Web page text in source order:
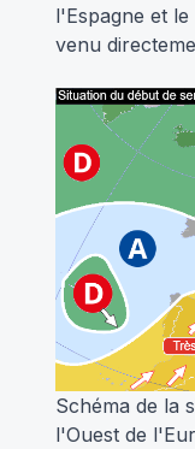
l'Espagne et
venu
Schéma de la
l'Ouest de